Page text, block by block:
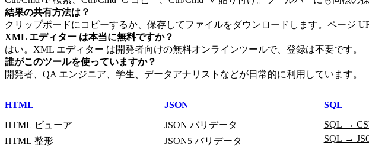
結果の共有方法は？
クリップボードにコピーするか、保存してファイルをダウンロードします。ページ
XML エディター は本当に無料ですか？
はい。XML エディター は開発者向けの無料オンラインツールで、登録は不要です。
誰がこのツールを使っていますか？
開発者、QA エンジニア、学生、データアナリストなどが日常的に利用しています。
HTML
HTML ビューア
HTML 整形
JSON
JSON バリデータ
JSON5 バリデータ
SQL
SQL →
SQL →